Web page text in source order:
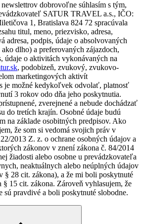
newslettrov dobrovoľne súhlasím s tým,
SATUR TRAVEL a.s., IČO:
1, Bratislava 824 72 spracúvala
titul, meno, priezvisko, adresa,
adresa, podpis, údaje o absolvovaných
dlho) a preferovaných zájazdoch,
údaje o aktivitách vykonávaných na
, podobizeň, zvukový, zvukovo-
marketingových aktivít
je možné kedykoľvek odvolať, platnosť
3 rokov odo dňa jeho poskytnutia.
zverejnené a nebude dochádzať
do tretích krajín. Osobné údaje budú
na základe osobitných predpisov. Ako
že som si vedomá svojich práv v
2013 Z. z. o ochrane osobných údajov a
zákonov v znení zákona č. 84/2014
žiadosti alebo osobne u prevádzkovateľa
neaktuálnych alebo neúplných údajov
§ 28 cit. zákona), a že mi boli poskytnuté
15 cit. zákona. Zároveň vyhlasujem, že
sú pravdivé a boli poskytnuté slobodne.